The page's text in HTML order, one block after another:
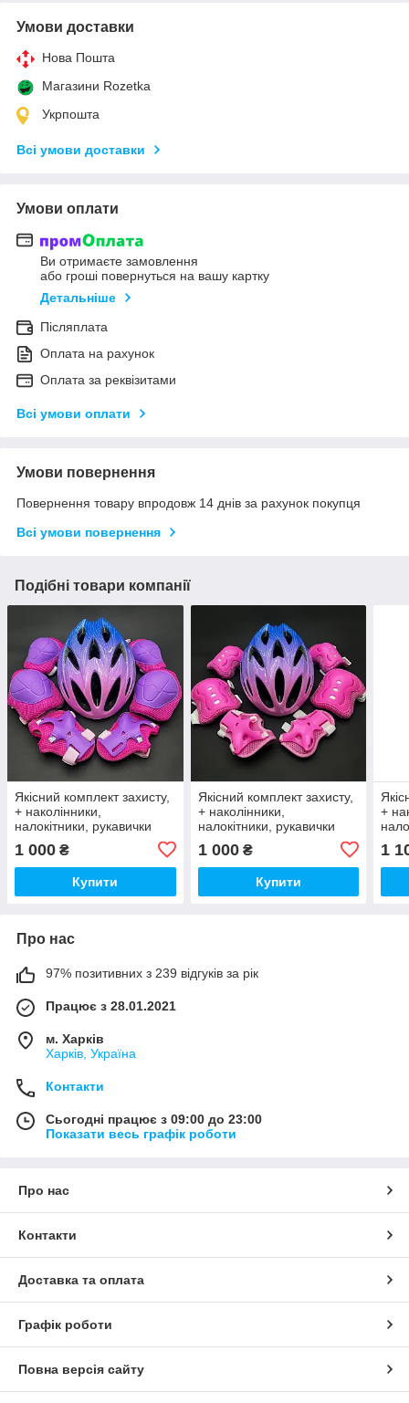
Умови доставки
Нова Пошта
Магазини Rozetka
Укрпошта
Всі умови доставки
Умови оплати
Ви отримаєте замовлення
або гроші повернуться на вашу картку
Детальніше
Післяплата
Оплата на рахунок
Оплата за реквізитами
Всі умови оплати
Умови повернення
Повернення товару впродовж 14 днів за рахунок покупця
Всі умови повернення
Подібні товари компанії
Якісний комплект захисту,
+ наколінники,
налокітники, рукавички
захист
1 000 ₴
Купити
Якісний комплект захисту,
+ наколінники,
налокітники, рукавички
захист
1 000₴
Купити
+
1
Про нас
97% позитивних з 239 відгуків за рік
Працює з 28.01.2021
м. Харків
Харків, Україна
Контакти
Сьогодні працює з 09:00 до 23:00
Показати весь графік роботи
Про нас
Контакти
Доставка та оплата
Графік роботи
Повна версія сайту